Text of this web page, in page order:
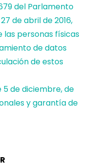
del Parlamento
de abril de 2016,
personas físicas
de datos
de estos
5 de diciembre, de
y garantía de